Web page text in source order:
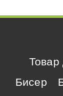
Товар
Бисер